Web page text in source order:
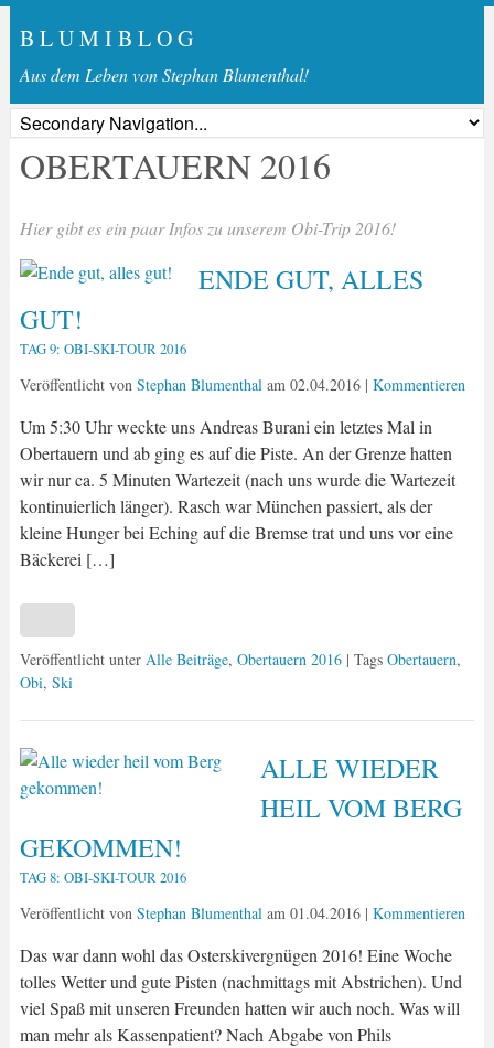
B L U M I B L O G
Aus dem Leben von Stephan Blumenthal!
OBERTAUERN 2016
Hier gibt es ein paar Infos zu unserem Obi-Trip 2016!
ENDE GUT, ALLES
GUT!
TAG 9: OBI-SKI-TOUR 2016
Veröffentlicht von Stephan Blumenthalam 02.04.2016| Kommentieren
Um 5:30 Uhr weckte uns Andreas Burani ein letztes Mal in
Obertauern und ab ging es auf die Piste. An der Grenze hatten
wir nur ca. 5 Minuten Wartezeit (nach uns wurde die Wartezeit
kontinuierlich länger). Rasch war München passiert, als der
kleine Hunger bei Eching auf die Bremse trat und uns vor eine
Bäckerei […]
Veröffentlicht unter Alle Beiträge, Obertauern 2016 | Tags Obertauern,
Obi, Ski
ALLE WIEDER
HEIL VOM BERG
GEKOMMEN!
TAG 8: OBI-SKI-TOUR 2016
Veröffentlicht von Stephan Blumenthalam 01.04.2016| Kommentieren
Das war dann wohl das Osterskivergnügen 2016! Eine Woche
tolles Wetter und gute Pisten (nachmittags mit Abstrichen). Und
viel Spaß mit unseren Freunden hatten wir auch noch. Was will
man mehr als Kassenpatient? Nach Abgabe von Phils